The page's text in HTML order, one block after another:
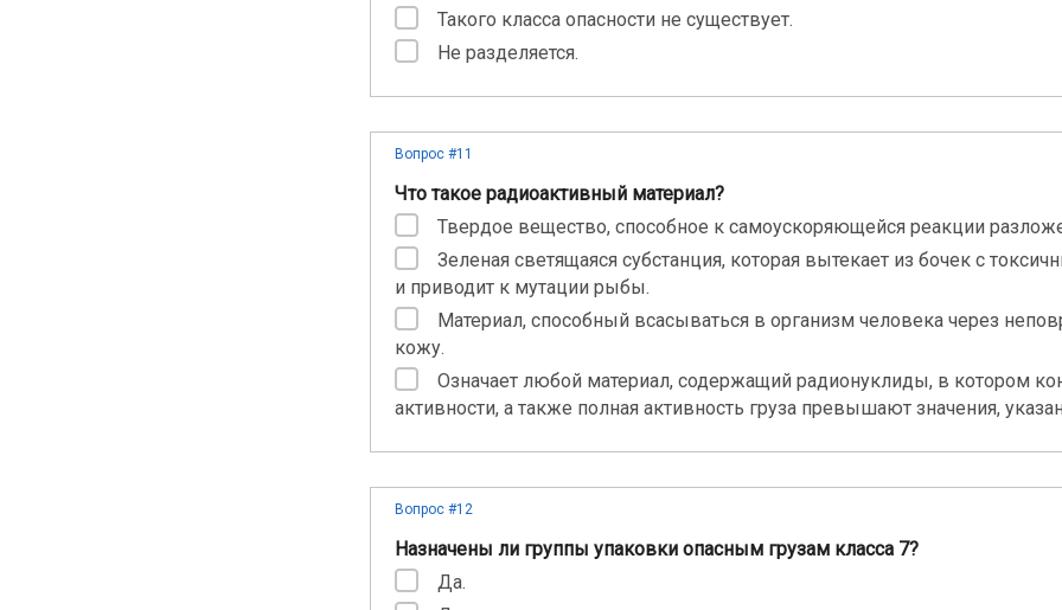
Такого класса опасности не существует.
Не разделяется.
Вопрос #11
Что такое радиоактивный материал?
Твердое вещество, способное к самоускоряющейся реакции
Зеленая светящаяся субстанция, которая вытекает из бочек с
и приводит к мутации рыбы.
Материал, способный всасываться в организм человека через
кожу.
Означает любой материал, содержащий радионуклиды, в котором
активности, а также полная активность груза превышают значения,
Вопрос #12
Назначены ли группы упаковки опасным грузам класса 7?
Да.